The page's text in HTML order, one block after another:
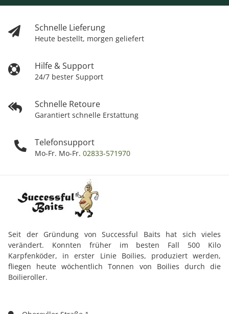
Schnelle Lieferung
Heute bestellt, morgen geliefert
Hilfe & Support
24/7 bester Support
Schnelle Retoure
Garantiert schnelle Erstattung
Telefonsupport
Mo-Fr. Mo-Fr. 02833-571970
Seit der Gründung von Successful Baits hat sich vieles
verändert. Konnten früher im besten Fall 500 Kilo
Karpfenköder, in erster Linie Boilies, produziert werden,
fliegen heute wöchentlich Tonnen von Boilies durch die
Boilieroller.